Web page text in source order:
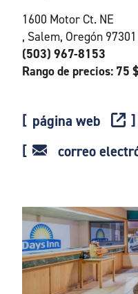
1600 Motor Ct. NE
, Salem, Oregón 97301
(503) 967-8153
Rango de precios: 75
página web
correo